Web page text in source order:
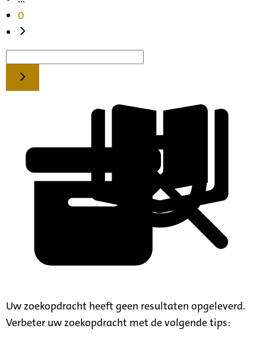
0
Uw zoekopdracht heeft geen resultaten opgeleverd.
Verbeter uw zoekopdracht met de volgende tips: